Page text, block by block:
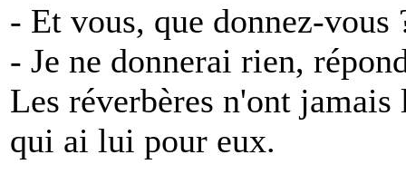
- Et vous, que donnez-vous
- Je ne donnerai rien,
Les réverbères n'ont
qui ai lui pour eux.